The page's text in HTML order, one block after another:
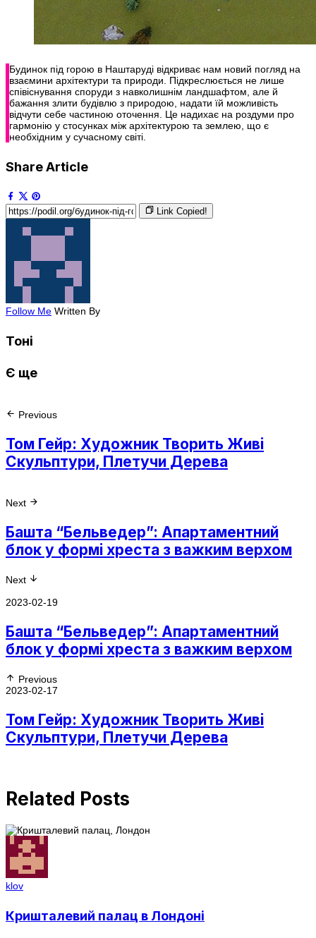
Будинок під горою в Наштаруді відкриває нам новий погляд на
взаємини архітектури та природи. Підкреслюється не лише
співіснування споруди з навколишнім ландшафтом, але й
бажання злити будівлю з природою, надати їй можливість
відчути себе частиною оточення. Це надихає на роздуми про
гармонію у стосунках між архітектурою та землею, що є
необхідним у сучасному світі.
Share Article
Link Copied!
Follow Me Written By
Тоні
Є ще
Previous
Том Гейр: Художник Творить Живі
Скульптури, Плетучи Дерева
Next
Башта “Бельведер”: Апартаментний
блок у формі хреста з важким верхом
Next
2023-02-19
Башта “Бельведер”: Апартаментний
блок у формі хреста з важким верхом
Previous
2023-02-17
Том Гейр: Художник Творить Живі
Скульптури, Плетучи Дерева
Related Posts
klov
Кришталевий палац в Лондоні